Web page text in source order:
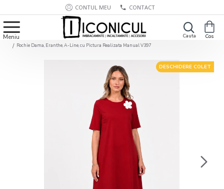
CONTUL MEU CONTACT
Rochie Dama, Eranthe, A-Line, cu Pictura Realizata Manual V397
DESCHIDERE COLET